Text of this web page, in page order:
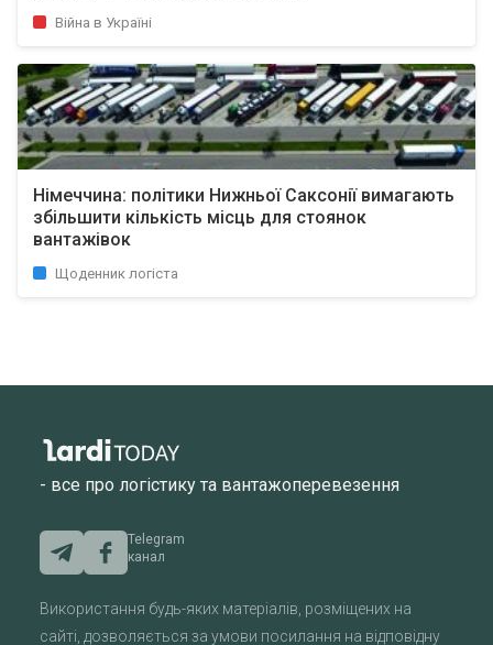
Війна в Україні
Німеччина: політики Нижньої Саксонії вимагають
збільшити кількість місць для стоянок
вантажівок
Щоденник логіста
- все про логістику та вантажоперевезення
Telegram
канал
Використання будь-яких матеріалів, розміщених на
сайті, дозволяється за умови посилання на відповідну